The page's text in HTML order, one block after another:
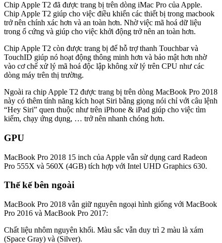
Chip Apple T2 đã được trang bị trên dòng iMac Pro của Apple.
Chip Apple T2 giúp cho việc điều khiển các thiết bị trong macbook
trở nên chính xác hơn và an toàn hơn. Nhờ việc mã hoá dữ liệu
trong ổ cứng và giúp cho việc khởi động trở nên an toàn hơn.
Chip Apple T2 còn được trang bị để hỗ trợ thanh Touchbar và
TouchID giúp nó hoạt động thông minh hơn và bảo mật hơn nhờ
vào cơ chế xử lý mã hoá độc lập không xử lý trên CPU như các
dòng máy trên thị trường.
Ngoài ra chip Apple T2 được trang bị trên dòng MacBook Pro 2018
này có thêm tính năng kích hoạt Siri bằng giọng nói chỉ với câu lệnh
“Hey Siri” quen thuộc như trên iPhone & iPad giúp cho việc tìm
kiếm, chạy ứng dụng, … trở nên nhanh chóng hơn.
GPU
MacBook Pro 2018 15 inch của Apple vẫn sử dụng card Radeon
Pro 555X và 560X (4GB) tích hợp với Intel UHD Graphics 630.
Thế kế bên ngoài
MacBook Pro 2018 vẫn giữ nguyên ngoại hình giống với MacBook
Pro 2016 và MacBook Pro 2017:
Chất liệu nhôm nguyên khối. Màu sắc vẫn duy trì 2 màu là xám
(Space Gray) và (Silver).